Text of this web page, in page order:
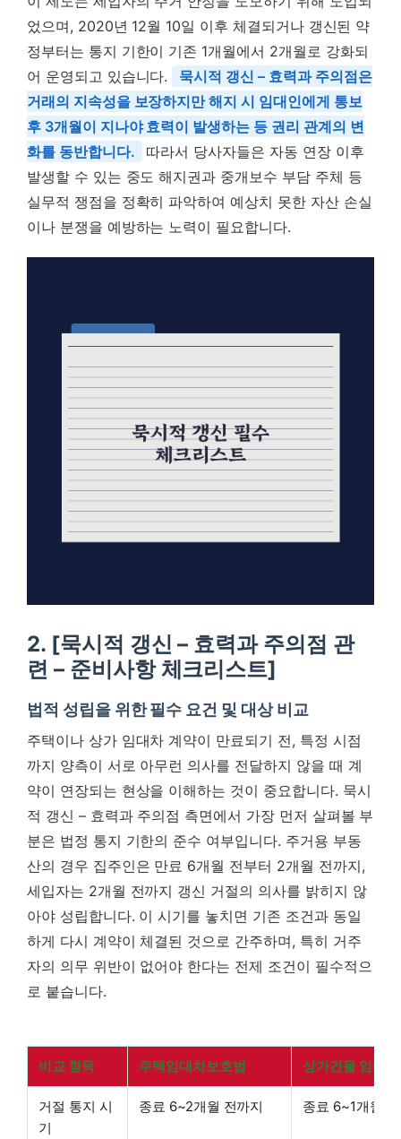
었으며, 2020년 12월 10일 이후 체결되거나 갱신된 약
정부터는 통지 기한이 기존 1개월에서 2개월로 강화되
어 운영되고 있습니다.
묵시적 갱신 – 효력과 주의점은
거래의 지속성을 보장하지만 해지 시 임대인에게 통보
후 3개월이 지나야 효력이 발생하는 등 권리 관계의 변
화를 동반합니다.
따라서 당사자들은 자동 연장 이후
발생할 수 있는 중도 해지권과 중개보수 부담 주체 등
실무적 쟁점을 정확히 파악하여 예상치 못한 자산 손실
이나 분쟁을 예방하는 노력이 필요합니다.
2. [묵시적 갱신 – 효력과 주의점 관
련 – 준비사항 체크리스트]
법적 성립을 위한 필수 요건 및 대상 비교
주택이나 상가 임대차 계약이 만료되기 전, 특정 시점
까지 양측이 서로 아무런 의사를 전달하지 않을 때 계
약이 연장되는 현상을 이해하는 것이 중요합니다. 묵시
적 갱신 – 효력과 주의점 측면에서 가장 먼저 살펴볼 부
분은 법정 통지 기한의 준수 여부입니다. 주거용 부동
산의 경우 집주인은 만료 6개월 전부터 2개월 전까지,
세입자는 2개월 전까지 갱신 거절의 의사를 밝히지 않
아야 성립합니다. 이 시기를 놓치면 기존 조건과 동일
하게 다시 계약이 체결된 것으로 간주하며, 특히 거주
자의 의무 위반이 없어야 한다는 전제 조건이 필수적으
로 붙습니다.
비교 항목 주택임대차보호법 상가건물 임대
거절 통지 시
기
종료 6~2개월 전까지 종료 6~1개월